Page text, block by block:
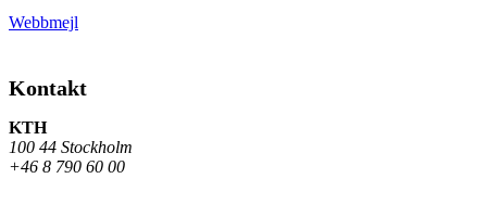
Webbmejl
Kontakt
KTH
100 44 Stockholm
+46 8 790 60 00